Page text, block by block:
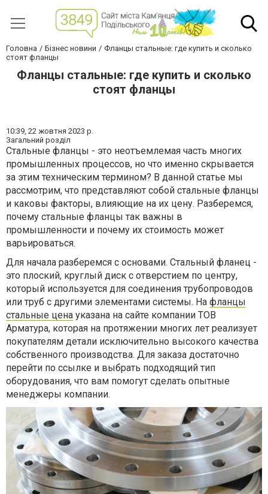
Головна Бізнес новини
Фланцы стальные: где купить и сколько
стоят фланцы
Фланцы стальные: где купить и сколько
стоят фланцы
10:39, 22 жовтня 2023 р.
Загальний розділ
Стальные фланцы - это неотъемлемая часть многих
промышленных процессов, но что именно скрывается
за этим техническим термином? В данной статье мы
рассмотрим, что представляют собой стальные фланцы
и каковы факторы, влияющие на их цену. Разберемся,
почему стальные фланцы так важны в
промышленности и почему их стоимость может
варьироваться.
Для начала разберемся с основами. Стальный фланец -
это плоский, круглый диск с отверстием по центру,
который используется для соединения трубопроводов
или труб с другими элементами системы. На фланцы
стальные цена указана на сайте компании ТОВ
Арматура, которая на протяжении многих лет реализует
покупателям детали исключительно высокого качества
собственного производства. Для заказа достаточно
перейти по ссылке и выбрать подходящий тип
оборудования, что вам помогут сделать опытные
менеджеры компании.